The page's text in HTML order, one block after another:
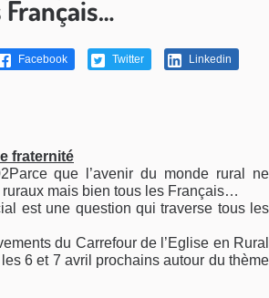
Facebook Twitter Linkedin
fraternité
que l’avenir du monde rural ne
mais bien tous les Français…
est une question qui traverse tous les
du Carrefour de l’Eglise en Rural
6 et 7 avril prochains autour du thème